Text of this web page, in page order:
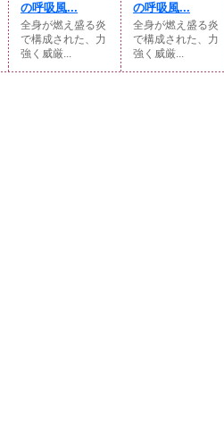
の呼吸風...
全身が燃え盛る炎
で構成された、力
強く威厳...
の呼吸風...
全身が燃え盛る炎
で構成された、力
強く威厳...